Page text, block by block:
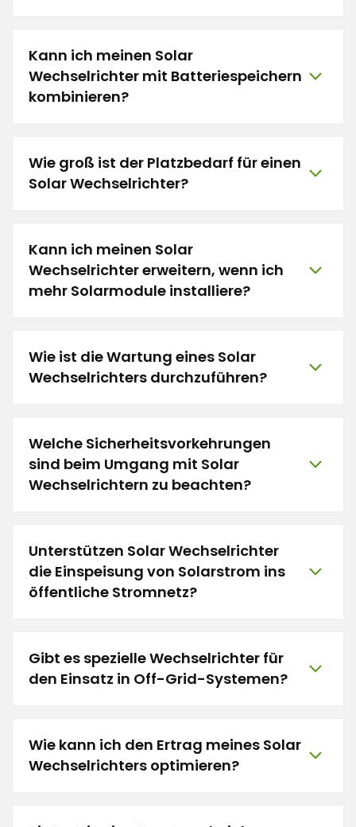
Kann ich meinen Solar
Wechselrichter mit Batteriespeichern
kombinieren?
Wie groß ist der Platzbedarf für einen
Solar Wechselrichter?
Kann ich meinen Solar
Wechselrichter erweitern, wenn ich
mehr Solarmodule installiere?
Wie ist die Wartung eines Solar
Wechselrichters durchzuführen?
Welche Sicherheitsvorkehrungen
sind beim Umgang mit Solar
Wechselrichtern zu beachten?
Unterstützen Solar Wechselrichter
die Einspeisung von Solarstrom ins
öffentliche Stromnetz?
Gibt es spezielle Wechselrichter für
den Einsatz in Off-Grid-Systemen?
Wie kann ich den Ertrag meines Solar
Wechselrichters optimieren?